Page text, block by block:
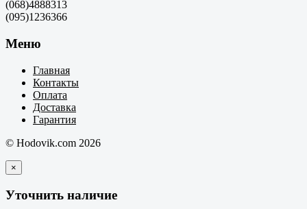
(068)4888313
(095)1236366
Меню
Главная
Контакты
Оплата
Доставка
Гарантия
© Hodovik.com 2026
×
Уточнить наличие